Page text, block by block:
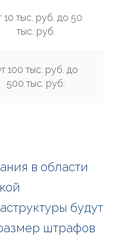
10 тыс. руб. до 50
тыс. руб.
100 тыс. руб. до
500 тыс. руб.
в области
будут
штрафов